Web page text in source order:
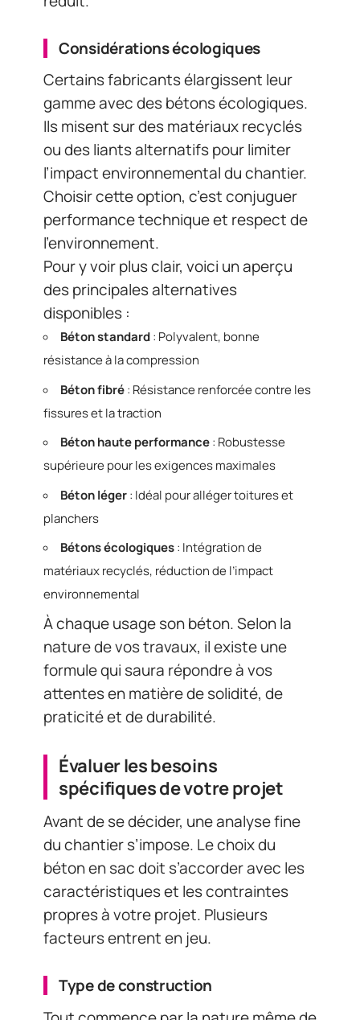
Considérations écologiques
Certains fabricants élargissent leur
gamme avec des bétons écologiques.
Ils misent sur des matériaux recyclés
ou des liants alternatifs pour limiter
l’impact environnemental du chantier.
Choisir cette option, c’est conjuguer
performance technique et respect de
l’environnement.
Pour y voir plus clair, voici un aperçu
des principales alternatives
disponibles :
Béton standard: Polyvalent, bonne
résistance à la compression
Béton fibré: Résistance renforcée contre les
fissures et la traction
Béton haute performance: Robustesse
supérieure pour les exigences maximales
Béton léger: Idéal pour alléger toitures et
planchers
Bétons écologiques: Intégration de
matériaux recyclés, réduction de l’impact
environnemental
À chaque usage son béton. Selon la
nature de vos travaux, il existe une
formule qui saura répondre à vos
attentes en matière de solidité, de
praticité et de durabilité.
Évaluer les besoins
spécifiques de votre projet
Avant de se décider, une analyse fine
du chantier s’impose. Le choix du
béton en sac doit s’accorder avec les
caractéristiques et les contraintes
propres à votre projet. Plusieurs
facteurs entrent en jeu.
Type de construction